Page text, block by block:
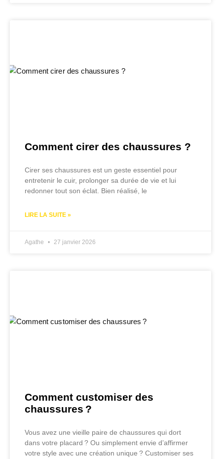
Comment cirer des chaussures ?
Cirer ses chaussures est un geste essentiel pour
entretenir le cuir, prolonger sa durée de vie et lui
redonner tout son éclat. Bien réalisé, le
LIRE LA SUITE »
Agathe 27 janvier 2026
Comment customiser des
chaussures ?
Vous avez une vieille paire de chaussures qui dort
dans votre placard ? Ou simplement envie d’affirmer
votre style avec une création unique ? Customiser ses